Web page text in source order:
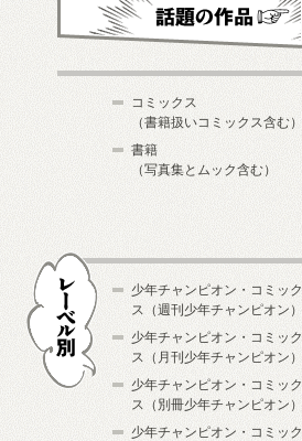
コミックス
（書籍扱いコミックス含む）
書籍
（写真集とムック含む）
少年チャンピオン・コミック
ス（週刊少年チャンピオン）
少年チャンピオン・コミック
ス（月刊少年チャンピオン）
少年チャンピオン・コミック
ス（別冊少年チャンピオン）
少年チャンピオン・コミック